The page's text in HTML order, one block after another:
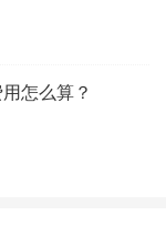
怎么算？